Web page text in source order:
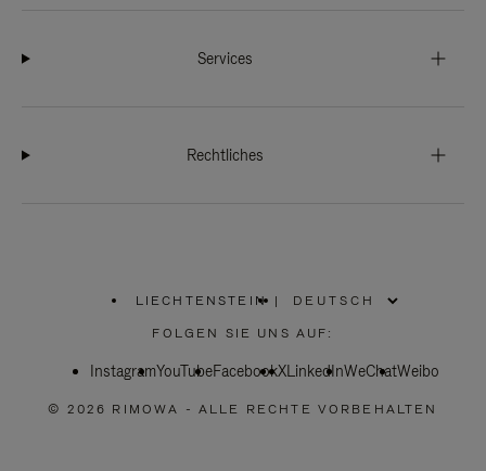
Services
Rechtliches
LIECHTENSTEIN
WÄHLEN
SIE
REGION
|
FOLGEN SIE UNS AUF:
InstagramYouTubeFacebookXLinkedInWeChatWeibo
© 2026 RIMOWA - ALLE RECHTE VORBEHALTEN